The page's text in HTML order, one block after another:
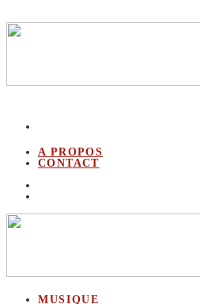
A PROPOS
CONTACT
MUSIQUE